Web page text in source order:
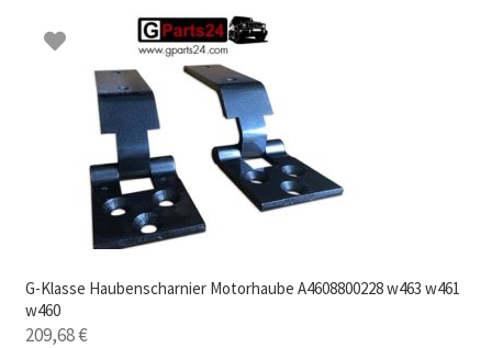
G-Klasse Haubenscharnier Motorhaube A4608800228 w463 w461
w460
209,68€